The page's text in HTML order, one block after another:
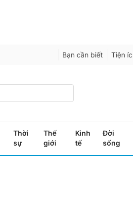
Bạn cần biết Tiện
Thời
sự
Thế
giới
Kinh
tế
Đời
sống